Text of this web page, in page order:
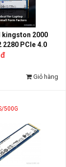
kingston 2000
2280 PCIe 4.0
Giỏ hàng
500G